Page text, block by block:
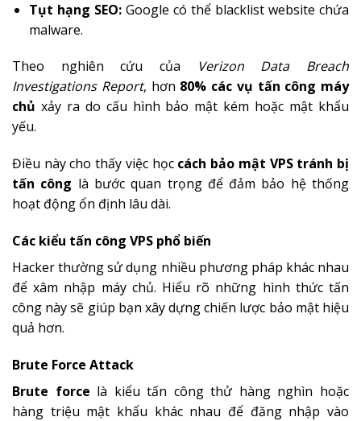
Tụt hạng SEO:Google có thể blacklist website chứa
malware.
Theo nghiên cứu của
Verizon Data Breach
Investigations Report, hơn 80% các vụ tấn công máy
chủ xảy ra do cấu hình bảo mật kém hoặc mật khẩu
yếu.
Điều này cho thấy việc học cách bảo mật VPS tránh bị
tấn công là bước quan trọng để đảm bảo hệ thống
hoạt động ổn định lâu dài.
Các kiểu tấn công VPS phổ biến
Hacker thường sử dụng nhiều phương pháp khác nhau
để xâm nhập máy chủ. Hiểu rõ những hình thức tấn
công này sẽ giúp bạn xây dựng chiến lược bảo mật hiệu
quả hơn.
Brute Force Attack
Brute force là kiểu tấn công thử hàng nghìn hoặc
hàng triệu mật khẩu khác nhau để đăng nhập vào